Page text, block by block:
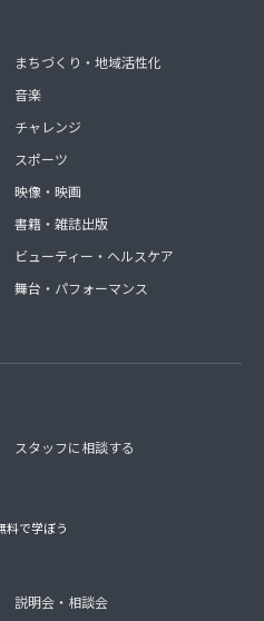
まちづくり・地域活性化
音楽
チャレンジ
スポーツ
映像・映画
書籍・雑誌出版
ビューティー・ヘルスケア
舞台・パフォーマンス
スタッフに相談する
料で学ぼう
説明会・相談会